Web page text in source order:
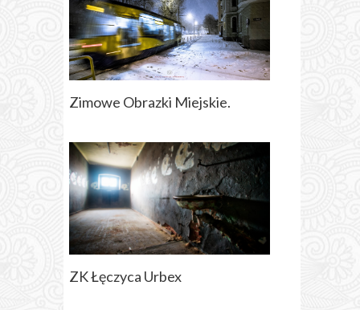
Zimowe Obrazki Miejskie.
ZK Łęczyca Urbex